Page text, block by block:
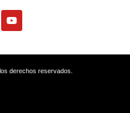
derechos reservados.